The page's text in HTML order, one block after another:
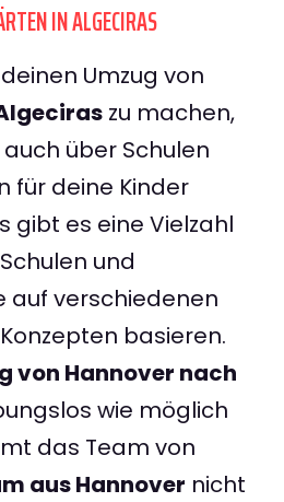
IN ALGECIRAS
Umzug von
zu machen,
über Schulen
für deine Kinder
gibt es eine Vielzahl
und
auf verschiedenen
basieren.
von Hannover nach
wie möglich
das Team von
aus Hannover nicht